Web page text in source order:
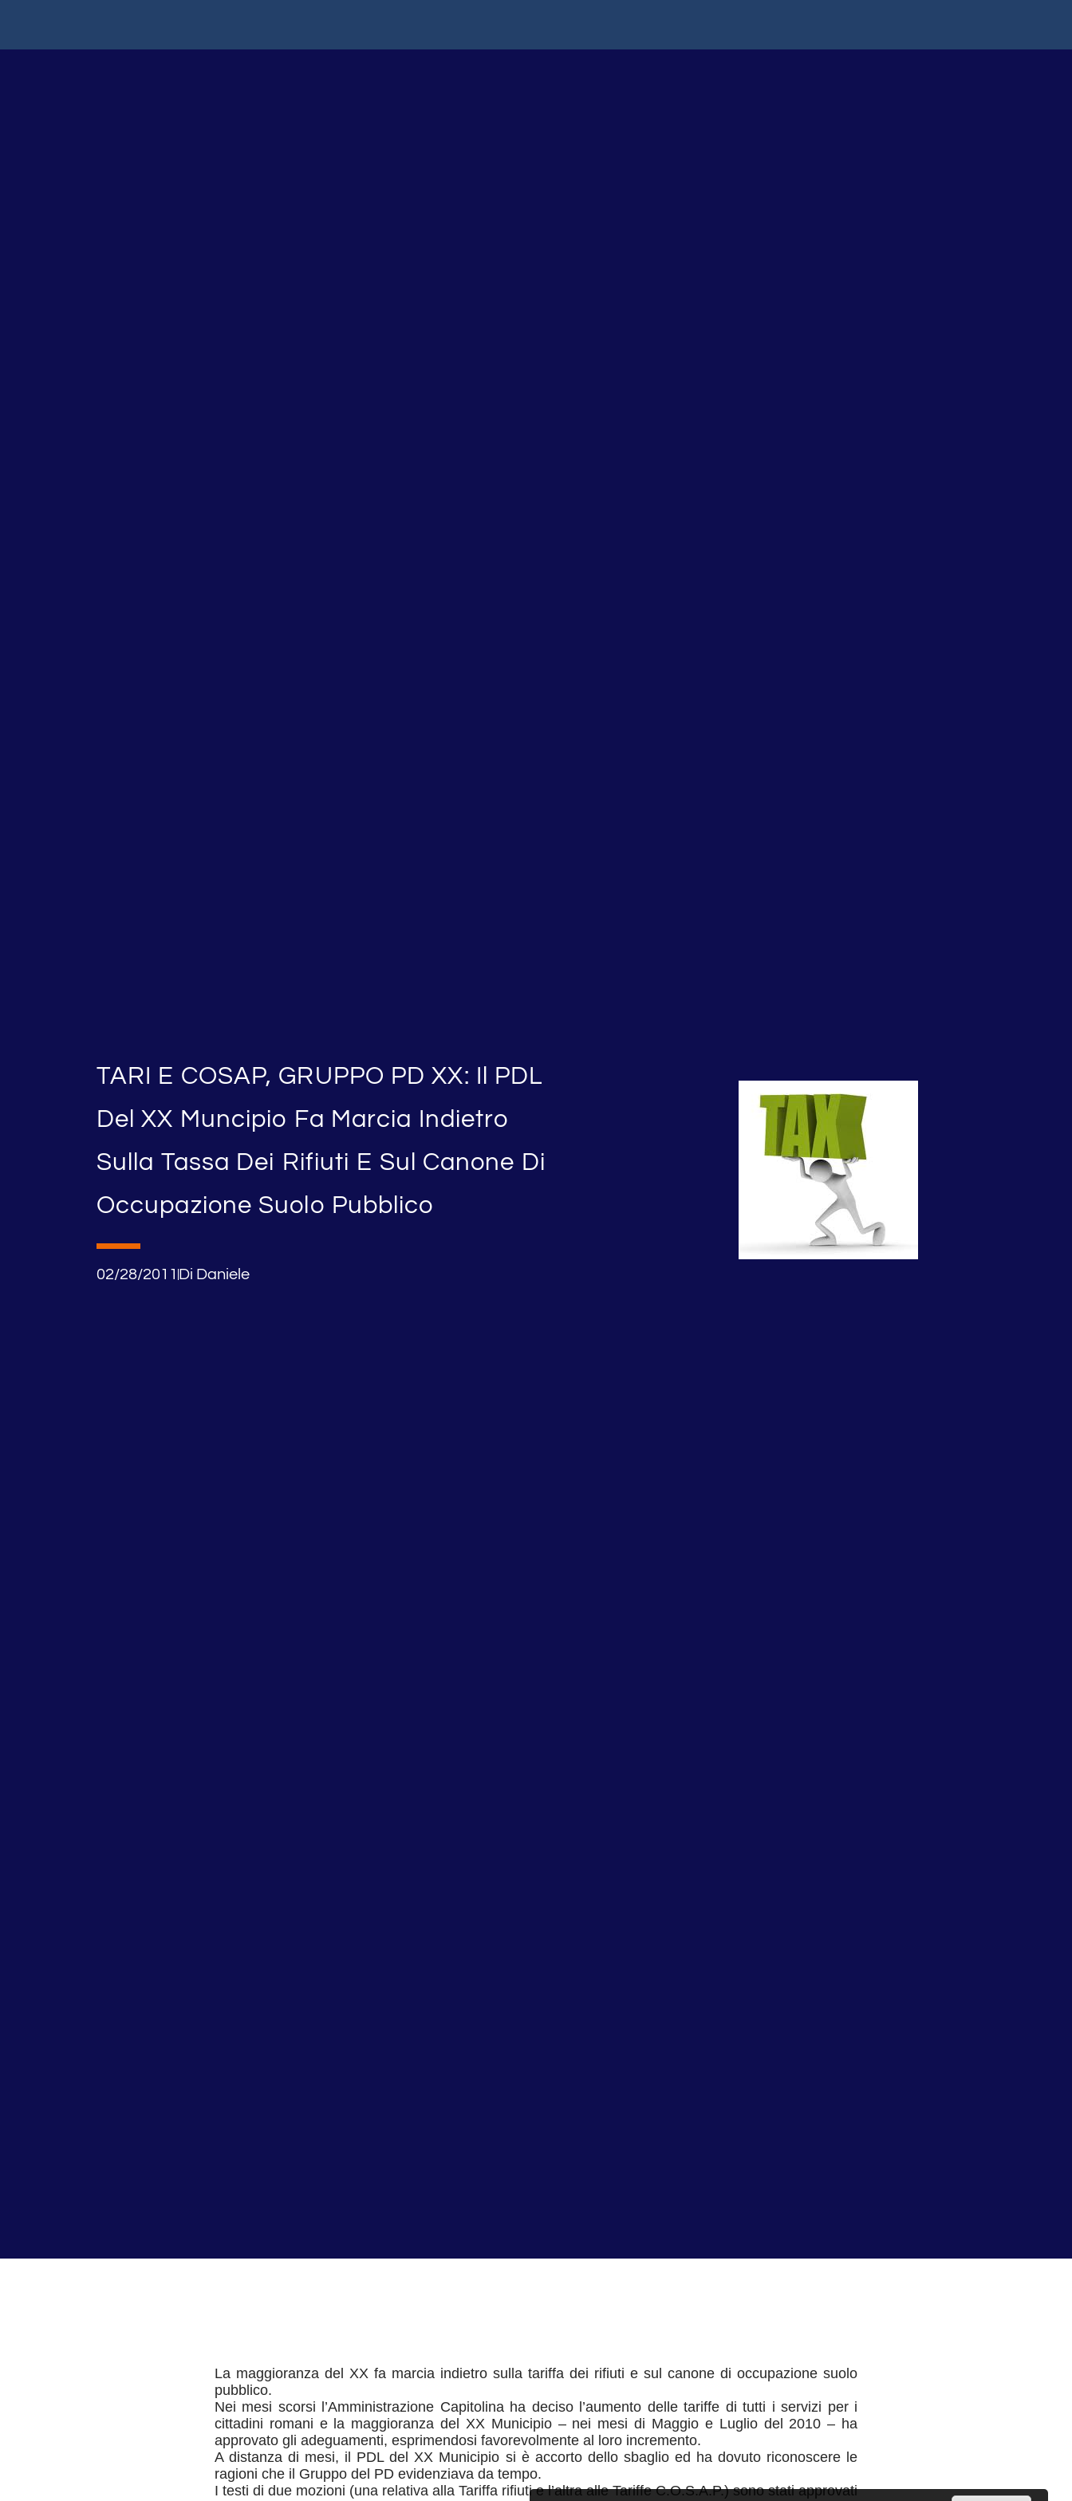
TARI E COSAP, GRUPPO PD XX: Il PDL
Del XX Muncipio Fa Marcia Indietro
Sulla Tassa Dei Rifiuti E Sul Canone Di
Occupazione Suolo Pubblico
02/28/2011 Di Daniele
La maggioranza del XX fa marcia indietro sulla tariffa dei rifiuti e sul canone di occupazione suolo
pubblico.
Nei mesi scorsi l’Amministrazione Capitolina ha deciso l’aumento delle tariffe di tutti i servizi per i
cittadini romani e la maggioranza del XX Municipio – nei mesi di Maggio e Luglio del 2010 – ha
approvato gli adeguamenti, esprimendosi favorevolmente al loro incremento.
A distanza di mesi, il PDL del XX Municipio si è accorto dello sbaglio ed ha dovuto riconoscere le
ragioni che il Gruppo del PD evidenziava da tempo.
I testi di due mozioni (una relativa alla Tariffa rifiuti e l’altra alle Tariffe C.O.S.A.P.) sono stati approvati